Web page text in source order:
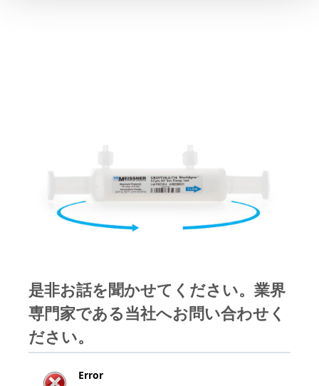
是非お話を聞かせてください。業界
専門家である当社へお問い合わせく
ださい。